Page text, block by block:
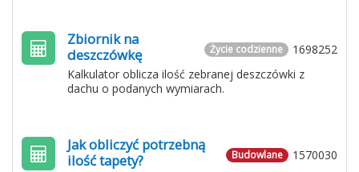
1698252
Życie codzienne
Zbiornik na
deszczówkę
Kalkulator oblicza ilość zebranej deszczówki z
dachu o podanych wymiarach.
1570030
Budowlane
Jak obliczyć potrzebną
ilość tapety?